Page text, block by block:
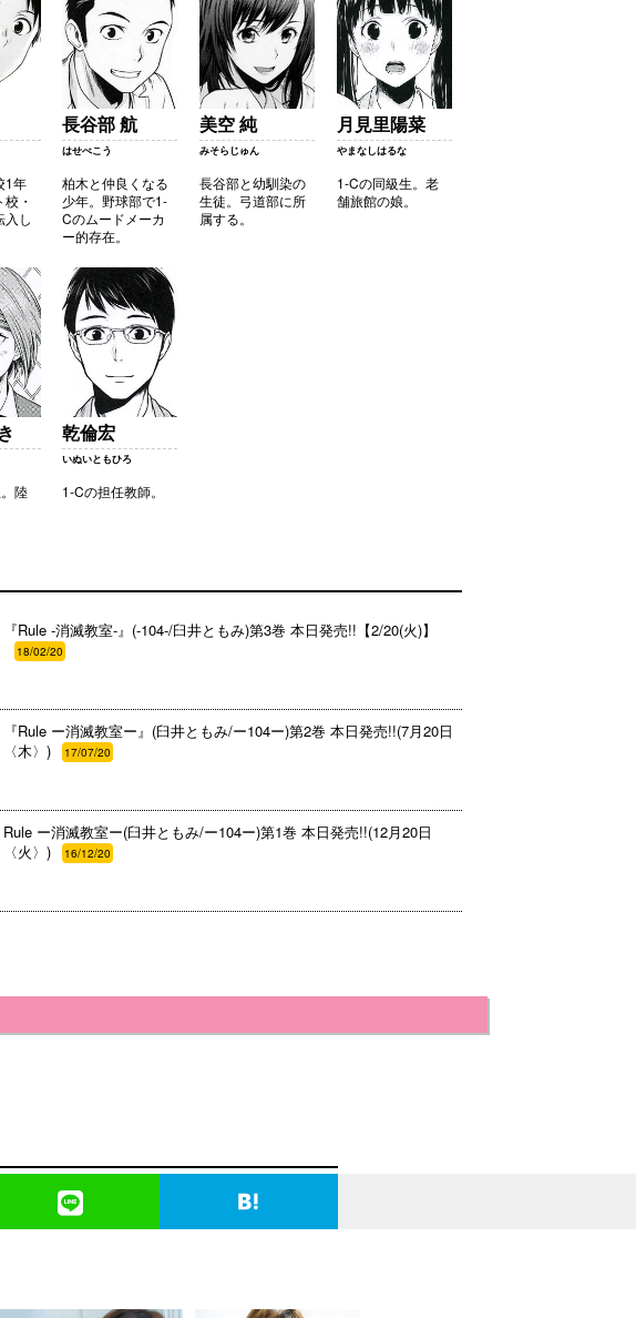
1年
・
入し
長谷部 航
はせべこう
柏木と仲良くなる
少年。野球部で1-
Cのムードメーカ
ー的存在。
美空 純
みそらじゅん
長谷部と幼馴染の
生徒。弓道部に所
属する。
月見里陽菜
やまなしはるな
1-Cの同級生。老
舗旅館の娘。
陸
乾倫宏
いぬいともひろ
1-Cの担任教師。
『Rule -消滅教室-』(-104-/臼井ともみ)第3巻 本日発売!!【2/20(火)】
18/02/20
『Rule ー消滅教室ー』(臼井ともみ/ー104ー)第2巻 本日発売!!(7月20日
〈木〉)
17/07/20
Rule ー消滅教室ー(臼井ともみ/ー104ー)第1巻 本日発売!!(12月20日
〈火〉)
16/12/20